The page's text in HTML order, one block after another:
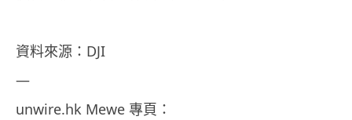
資料來源：DJI
—
unwire.hk Mewe 專頁：